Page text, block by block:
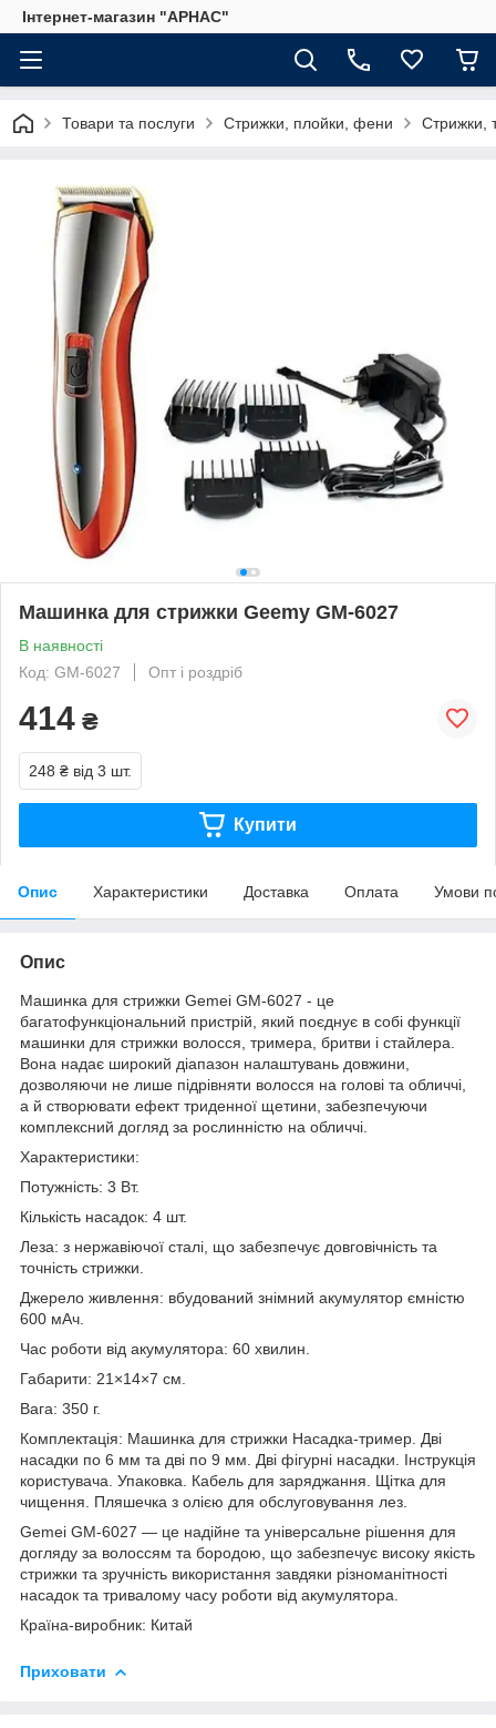
Інтернет-магазин "АРНАС"
Товари та послуги Стрижки, плойки, фени Стрижки,
Машинка для стрижки Geemy GM-6027
В наявності
Код: GM-6027
Опт і роздріб
414 ₴
248 ₴ від 3 шт.
Купити
Опис Характеристики Доставка Оплата Умови
Опис
Машинка для стрижки Gemei GM-6027 - це
багатофункціональний пристрій, який поєднує в собі функції
машинки для стрижки волосся, тримера, бритви і стайлера.
Вона надає широкий діапазон налаштувань довжини,
дозволяючи не лише підрівняти волосся на голові та обличчі,
а й створювати ефект триденної щетини, забезпечуючи
комплексний догляд за рослинністю на обличчі.
Характеристики:
Потужність: 3 Вт.
Кількість насадок: 4 шт.
Леза: з нержавіючої сталі, що забезпечує довговічність та
точність стрижки.
Джерело живлення: вбудований знімний акумулятор ємністю
600 мАч.
Час роботи від акумулятора: 60 ​​хвилин.
Габарити: 21×14×7 см.
Вага: 350 г.
Комплектація: Машинка для стрижки Насадка-тример. Дві
насадки по 6 мм та дві по 9 мм. Дві фігурні насадки. Інструкція
користувача. Упаковка. Кабель для заряджання. Щітка для
чищення. Пляшечка з олією для обслуговування лез.
Gemei GM-6027 — це надійне та універсальне рішення для
догляду за волоссям та бородою, що забезпечує високу якість
стрижки та зручність використання завдяки різноманітності
насадок та тривалому часу роботи від акумулятора.
Країна-виробник: Китай
Приховати